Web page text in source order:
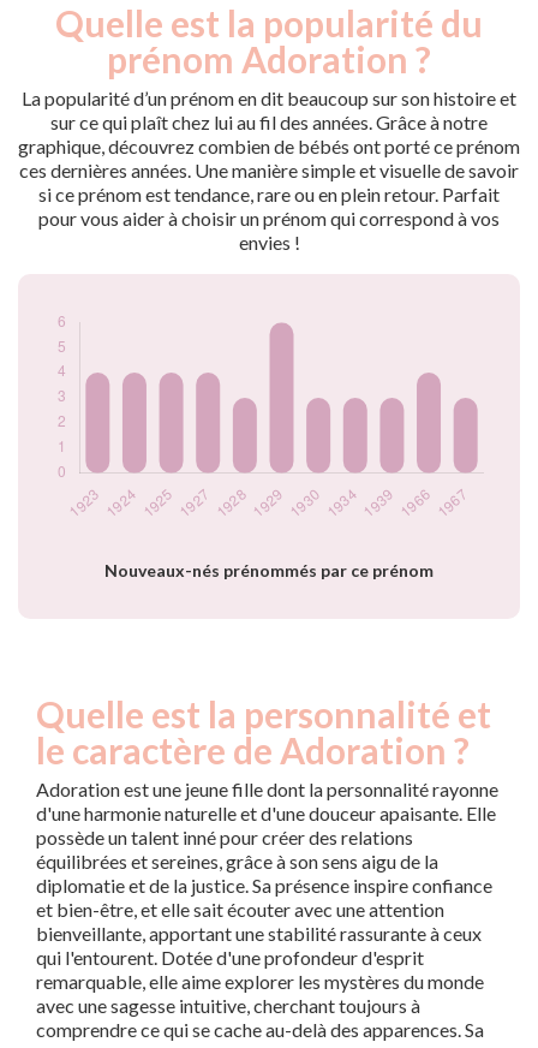
Quelle est la popularité du
prénom Adoration ?
La popularité d’un prénom en dit beaucoup sur son histoire et
sur ce qui plaît chez lui au fil des années. Grâce à notre
graphique, découvrez combien de bébés ont porté ce prénom
ces dernières années. Une manière simple et visuelle de savoir
si ce prénom est tendance, rare ou en plein retour. Parfait
pour vous aider à choisir un prénom qui correspond à vos
envies !
Nouveaux-nés prénommés par ce prénom
Popularité du
prénom Adoration
par année
Année
Nouveaux-
nés
1924
4
1925
4
1927
4
1928
3
1929
6
1930
3
1967
Quelle est la personnalité et
le caractère de Adoration ?
Adoration est une jeune fille dont la personnalité rayonne
d'une harmonie naturelle et d'une douceur apaisante. Elle
possède un talent inné pour créer des relations
équilibrées et sereines, grâce à son sens aigu de la
diplomatie et de la justice. Sa présence inspire confiance
et bien-être, et elle sait écouter avec une attention
bienveillante, apportant une stabilité rassurante à ceux
qui l'entourent. Dotée d'une profondeur d'esprit
remarquable, elle aime explorer les mystères du monde
avec une sagesse intuitive, cherchant toujours à
comprendre ce qui se cache au-delà des apparences. Sa